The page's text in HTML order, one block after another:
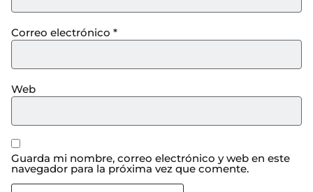
Correo electrónico *
Web
Guarda mi nombre, correo electrónico y web en este
navegador para la próxima vez que comente.